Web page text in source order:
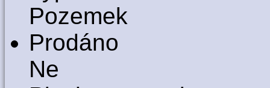
Pozemek
Prodáno
Ne